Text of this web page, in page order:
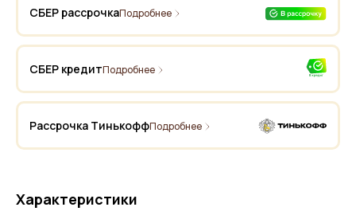
СБЕР рассрочкаПодробнее
СБЕР кредитПодробнее
Рассрочка ТинькоффПодробнее
Характеристики